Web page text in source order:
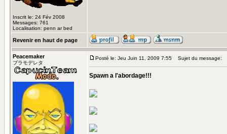
Inscrit le: 24 Fév 2008
Messages: 761
Localisation: penn ar bed
Revenir en haut de page
Peacemaker
プラモデレタ
Posté le: Jeu Juin 11, 2009 7:55 Sujet du message:
Spawn a l'abordage!!!